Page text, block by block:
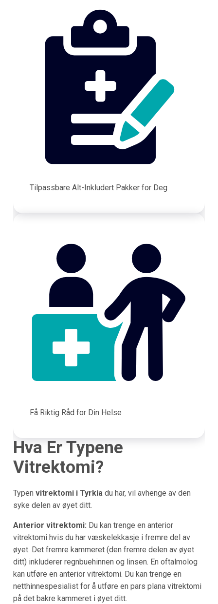
Tilpassbare Alt-Inkludert Pakker for Deg
Få Riktig Råd for Din Helse
Hva Er Typene
Vitrektomi?
Typen vitrektomi i Tyrkiadu har, vil avhenge av den
syke delen av øyet ditt.
Anterior vitrektomi: Du kan trenge en anterior
vitrektomi hvis du har væskelekkasje i fremre del av
øyet. Det fremre kammeret (den fremre delen av øyet
ditt) inkluderer regnbuehinnen og linsen. En oftalmolog
kan utføre en anterior vitrektomi. Du kan trenge en
netthinnespesialist for å utføre en pars plana vitrektomi
på det bakre kammeret i øyet ditt.